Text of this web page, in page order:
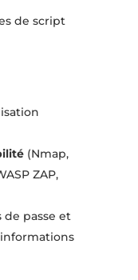
de script
(Nmap,
ZAP,
passe et